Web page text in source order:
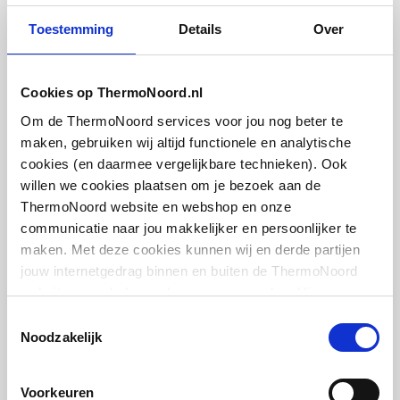
Toestemming Details Over
Cookies op ThermoNoord.nl
Om de ThermoNoord services voor jou nog beter te
maken, gebruiken wij altijd functionele en analytische
cookies (en daarmee vergelijkbare technieken). Ook
willen we cookies plaatsen om je bezoek aan de
ThermoNoord website en webshop en onze
communicatie naar jou makkelijker en persoonlijker te
maken. Met deze cookies kunnen wij en derde partijen
jouw internetgedrag binnen en buiten de ThermoNoord
website en webshop volgen en verzamelen. Hiermee
communicatie aan jouw interesses aan. We slaan je
Noodzakelijk
Voorkeuren
Geschikt voor elektrisch
element
Ja
Met elektrisch element Nee
Met
bevestigingsmateriaal
Ja
radiatorset haaks verkeerd
artikel: 1044420
artikel: